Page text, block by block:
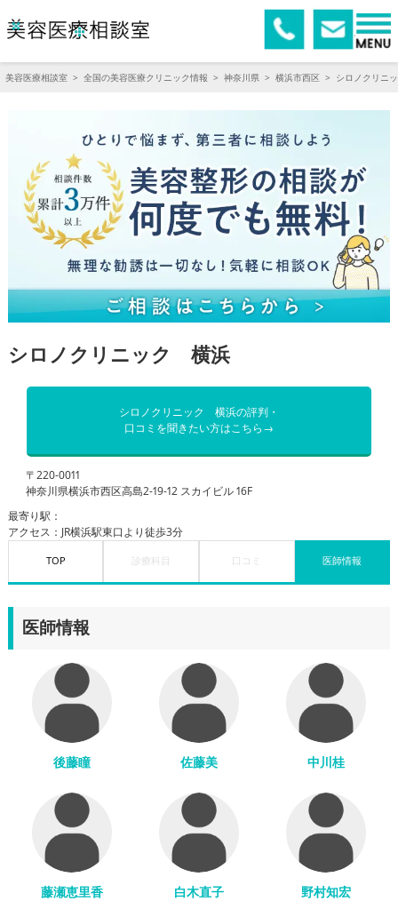
美容医療相談室 > 全国の美容医療クリニック情報 > 神奈川県 > 横浜市西区 > シロノクリニ
シロノクリニック 横浜
シロノクリニック 横浜の評判・
口コミを聞きたい方はこちら→
〒220-0011
神奈川県横浜市西区高島2-19-12 スカイビル 16F
最寄り駅：
アクセス：JR横浜駅東口より徒歩3分
TOP 診療科目 口コミ 医師情報
医師情報
後藤瞳 佐藤美 中川桂
藤瀬恵里香 白木直子 野村知宏